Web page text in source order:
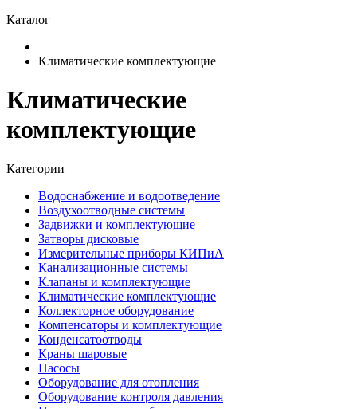
Каталог
Климатические комплектующие
Климатические
комплектующие
Категории
Водоснабжение и водоотведение
Воздухоотводные системы
Задвижки и комплектующие
Затворы дисковые
Измерительные приборы КИПиА
Канализационные системы
Клапаны и комплектующие
Климатические комплектующие
Коллекторное оборудование
Компенсаторы и комплектующие
Конденсатоотводы
Краны шаровые
Насосы
Оборудование для отопления
Оборудование контроля давления